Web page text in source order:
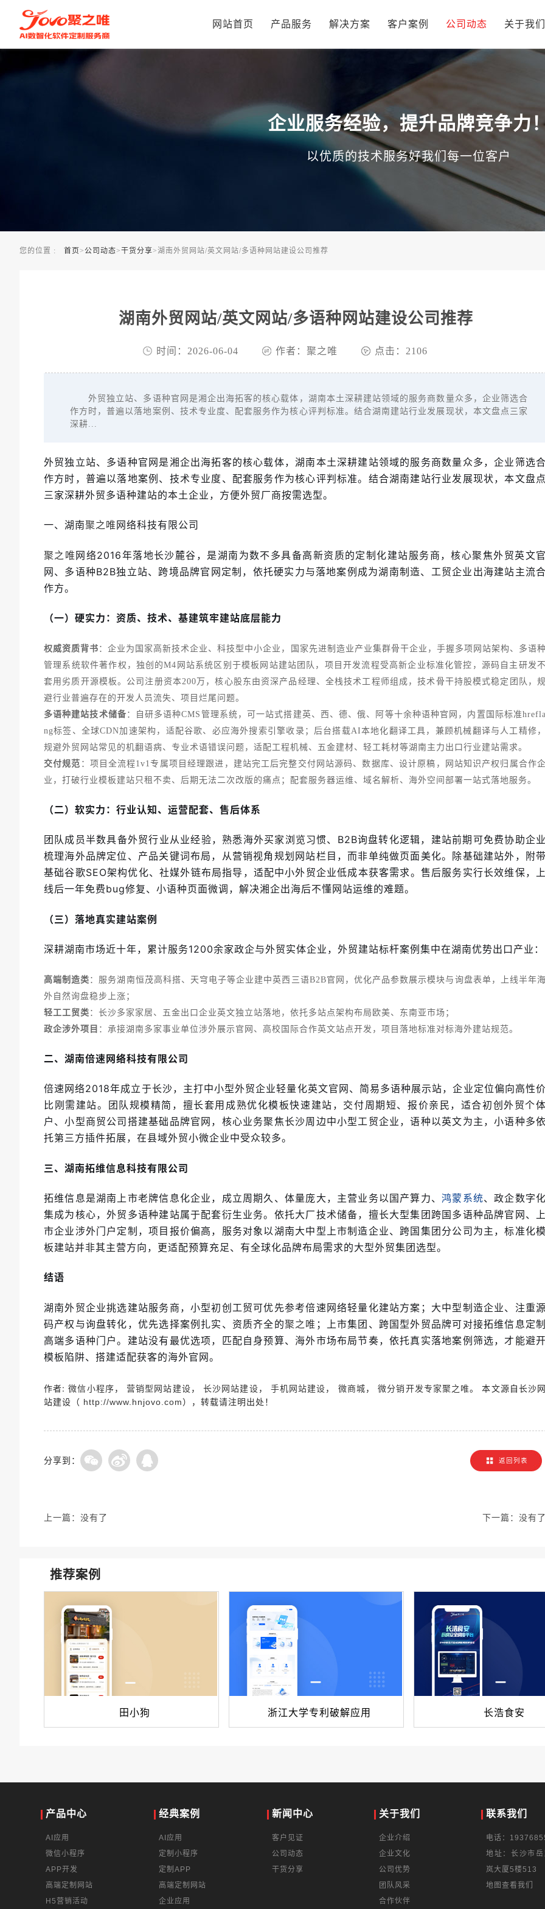
网站首页 产品服务 解决方案 客户案例 公司动态 关于我们
企业服务经验，提升品牌竞争力
以优质的技术服务好我们每一位客户
您的位置 : 首页>公司动态>干货分享>湖南外贸网站/英文网站/多语种网站建设公司推荐
湖南外贸网站/英文网站/多语种网站建设公司推荐
时间：2026-06-04 作者：聚之唯 点击：2106
外贸独立站、多语种官网是湘企出海拓客的核心载体，湖南本土深耕建站领域的服务商数量众多，企业筛选合
作方时，普遍以落地案例、技术专业度、配套服务作为核心评判标准。结合湖南建站行业发展现状，本文盘点三家
深耕...
外贸独立站、多语种官网是湘企出海拓客的核心载体，湖南本土深耕建站领域的服务商数量众多，企业筛选合
作方时，普遍以落地案例、技术专业度、配套服务作为核心评判标准。结合湖南建站行业发展现状，本文盘点
三家深耕外贸多语种建站的本土企业，方便外贸厂商按需选型。
一、湖南聚之唯 网络科技有限公司
聚之唯网络2016年落地长沙麓谷，是湖南为数不多具备高新资质的定制化建站服务商，核心聚焦外贸英文官
网、多语种B2B独立站、跨境品牌官网定制，依托硬实力与落地案例成为湖南制造、工贸企业出海建站主流合
作方。
（一）硬实力：资质、技术、基建筑牢建站底层能力
权威资质背书 ：企业为国家高新技术企业、科技型中小企业，国家先进制造业产业集群骨干企业，手握多项网站架构、多语种
管理系统软件著作权，独创的M4网站系统区别于模板网站建站团队，项目开发流程受高新企业标准化管控，源码自主研发不
套用劣质开源模板。公司注册资本200万，核心股东由资深产品经理、全栈技术工程师组成，技术骨干持股模式稳定团队，规
避行业普遍存在的开发人员流失、项目烂尾问题。
多语种建站技术储备：自研多语种CMS管理系统，可一站式搭建英、西、德、俄、阿等十余种语种官网，内置国际标准hrefla
ng标签、全球CDN加速架构，适配谷歌、必应海外搜索引擎收录；后台搭载AI本地化翻译工具，兼顾机械翻译与人工精修，
规避外贸网站常见的机翻语病、专业术语错误问题，适配工程机械、五金建材、轻工耗材等湖南主力出口行业建站需求。
交付规范 ：项目全流程1v1专属项目经理跟进，建站完工后完整交付网站源码、数据库、设计原稿，网站知识产权归属合作企
业，打破行业模板建站只租不卖、后期无法二次改版的痛点；配套服务器运维、域名解析、海外空间部署一站式落地服务。
（二）软实力：行业认知、运营配套、售后体系
团队成员半数具备外贸行业从业经验，熟悉海外买家浏览习惯、B2B询盘转化逻辑，建站前期可免费协助企业
梳理海外品牌定位、产品关键词布局，从营销视角规划网站栏目，而非单纯做页面美化。除基础建站外，附带
基础谷歌SEO架构优化、社媒外链布局指导，适配中小外贸企业低成本获客需求。售后服务实行长效维保，上
线后一年免费bug修复、小语种页面微调，解决湘企出海后不懂网站运维的难题。
（三）落地真实建站案例
深耕湖南市场近十年，累计服务1200余家政企与外贸实体企业，外贸建站标杆案例集中在湖南优势出口产业：
高端制造类 ：服务湖南恒茂高科搭、天穹电子等企业建中英西三语B2B官网，优化产品参数展示模块与询盘表单，上线半年海
外自然询盘稳步上涨；
轻工工贸类 ：长沙多家家居、五金出口企业英文独立站落地，依托多站点架构布局欧美、东南亚市场；
政企涉外项目 ：承接湖南多家事业单位涉外展示官网、高校国际合作英文站点开发，项目落地标准对标海外建站规范。
二、湖南倍速网络科技有限公司
倍速网络2018年成立于长沙，主打中小型外贸企业轻量化英文官网、简易多语种展示站，企业定位偏向高性价
比刚需建站。团队规模精简，擅长套用成熟优化模板快速建站，交付周期短、报价亲民，适合初创外贸个体
户、小型商贸公司搭建基础品牌官网，核心业务聚焦长沙周边中小型工贸企业，语种以英文为主，小语种多依
托第三方插件拓展，在县域外贸小微企业中受众较多。
三、湖南拓维信息科技有限公司
拓维信息是湖南上市老牌信息化企业，成立周期久、体量庞大，主营业务以国产算力、鸿蒙系统、政企数字化
集成为核心，外贸多语种建站属于配套衍生业务。依托大厂技术储备，擅长大型集团跨国多语种品牌官网、上
市企业涉外门户定制，项目报价偏高，服务对象以湖南大中型上市制造企业、跨国集团分公司为主，标准化模
板建站并非其主营方向，更适配预算充足、有全球化品牌布局需求的大型外贸集团选型。
结语
湖南外贸企业挑选建站服务商，小型初创工贸可优先参考倍速网络轻量化建站方案；大中型制造企业、注重源
码产权与询盘转化，优先选择案例扎实、资质齐全的聚之唯 ；上市集团、跨国型外贸品牌可对接拓维信息定制
高端多语种门户。建站没有最优选项，匹配自身预算、海外市场布局节奏，依托真实落地案例筛选，才能避开
模板陷阱、搭建适配获客的海外官网。
作者:微信小程序，营销型网站建设，长沙网站建设， 手机网站建设， 微商城，微分销开发专家聚之唯。 本文源自长沙网
站建设（ http://www.hnjovo.com），转载请注明出处！
分享到： 返回列表
上一篇： 没有了 下一篇： 没有了
推荐案例
田小狗 浙江大学专利破解应用 长浩食安
产品中心
AI应用
微信小程序
APP开发
高端定制网站
H5营销活动
经典案例
AI应用
定制小程序
定制APP
高端定制网站
企业应用
新闻中心
客户见证
公司动态
干货分享
关于我们
企业介绍
企业文化
公司优势
团队风采
合作伙伴
联系我们
电话：
地址：长沙市
岚大厦5楼513
地图查看我们